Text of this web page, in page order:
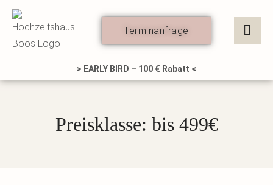
Zum
Inhalt
springen
Terminanfrage
> EARLY BIRD – 100 € Rabatt <
Preisklasse: bis 499€